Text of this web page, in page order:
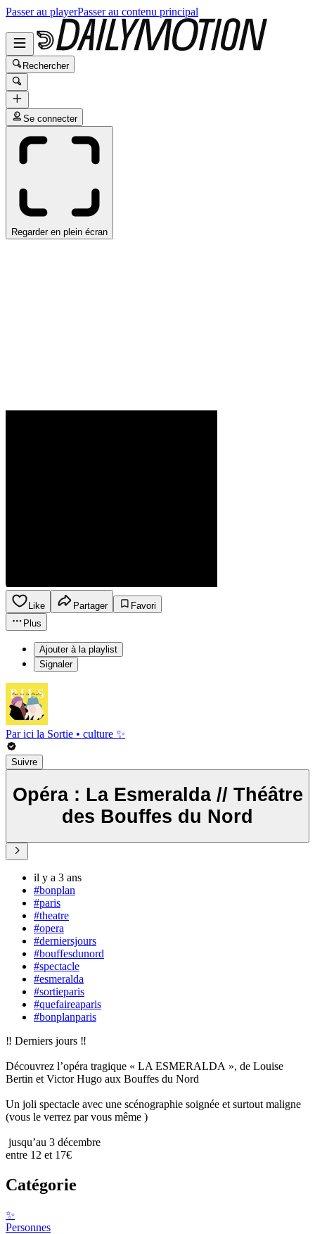
Passer au playerPasser au contenu principal
Rechercher
Se connecter
Regarder en plein écran
Like Partager
Favori
Plus
Ajouter à la playlist
Signaler
Par ici la Sortie • culture ✨
Suivre
Opéra : La Esmeralda // Théâtre
des Bouffes du Nord
il y a 3 ans
#bonplan
#paris
#theatre
#opera
#derniersjours
#bouffesdunord
#spectacle
#esmeralda
#sortieparis
#quefaireaparis
#bonplanparis
‼️ Derniers jours ‼️
Découvrez l’opéra tragique « LA ESMERALDA », de Louise
Bertin et Victor Hugo aux Bouffes du Nord
Un joli spectacle avec une scénographie soignée et surtout maligne
(vous le verrez par vous même )
️ jusqu’au 3 décembre
entre 12 et 17€
Catégorie
✨
Personnes